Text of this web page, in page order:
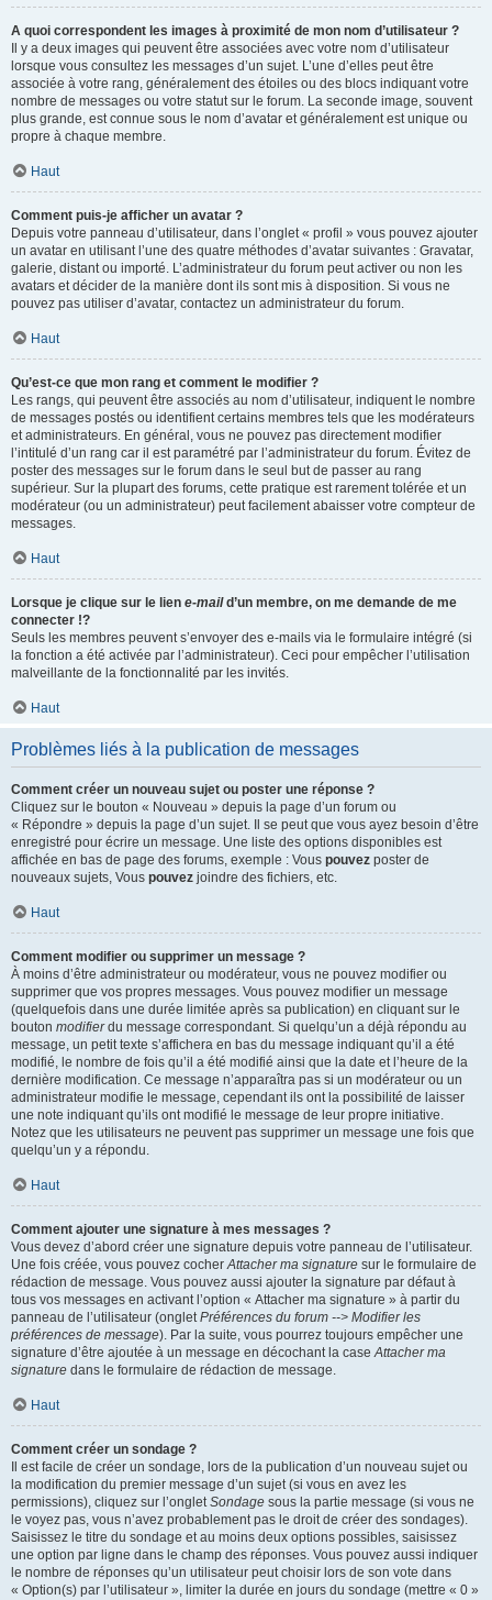
A quoi correspondent les images à proximité de mon nom d’utilisateur ?
Il y a deux images qui peuvent être associées avec votre nom d’utilisateur
lorsque vous consultez les messages d’un sujet. L’une d’elles peut être
associée à votre rang, généralement des étoiles ou des blocs indiquant votre
nombre de messages ou votre statut sur le forum. La seconde image, souvent
plus grande, est connue sous le nom d’avatar et généralement est unique ou
propre à chaque membre.
Haut
Comment puis-je afficher un avatar ?
Depuis votre panneau d’utilisateur, dans l’onglet « profil » vous pouvez ajouter
un avatar en utilisant l’une des quatre méthodes d’avatar suivantes : Gravatar,
galerie, distant ou importé. L’administrateur du forum peut activer ou non les
avatars et décider de la manière dont ils sont mis à disposition. Si vous ne
pouvez pas utiliser d’avatar, contactez un administrateur du forum.
Haut
Qu’est-ce que mon rang et comment le modifier ?
Les rangs, qui peuvent être associés au nom d’utilisateur, indiquent le nombre
de messages postés ou identifient certains membres tels que les modérateurs
et administrateurs. En général, vous ne pouvez pas directement modifier
l’intitulé d’un rang car il est paramétré par l’administrateur du forum. Évitez de
poster des messages sur le forum dans le seul but de passer au rang
supérieur. Sur la plupart des forums, cette pratique est rarement tolérée et un
modérateur (ou un administrateur) peut facilement abaisser votre compteur de
messages.
Haut
Lorsque je clique sur le lien e-maild’un membre, on me demande de me
connecter !?
Seuls les membres peuvent s’envoyer des e-mails via le formulaire intégré (si
la fonction a été activée par l’administrateur). Ceci pour empêcher l’utilisation
malveillante de la fonctionnalité par les invités.
Haut
Problèmes liés à la publication de messages
Comment créer un nouveau sujet ou poster une réponse ?
Cliquez sur le bouton « Nouveau » depuis la page d’un forum ou
« Répondre » depuis la page d’un sujet. Il se peut que vous ayez besoin d’être
enregistré pour écrire un message. Une liste des options disponibles est
affichée en bas de page des forums, exemple : Vous pouvez poster de
nouveaux sujets, Vous pouvez joindre des fichiers, etc.
Haut
Comment modifier ou supprimer un message ?
À moins d’être administrateur ou modérateur, vous ne pouvez modifier ou
supprimer que vos propres messages. Vous pouvez modifier un message
(quelquefois dans une durée limitée après sa publication) en cliquant sur le
bouton modifierdu message correspondant. Si quelqu’un a déjà répondu au
message, un petit texte s’affichera en bas du message indiquant qu’il a été
modifié, le nombre de fois qu’il a été modifié ainsi que la date et l’heure de la
dernière modification. Ce message n’apparaîtra pas si un modérateur ou un
administrateur modifie le message, cependant ils ont la possibilité de laisser
une note indiquant qu’ils ont modifié le message de leur propre initiative.
Notez que les utilisateurs ne peuvent pas supprimer un message une fois que
quelqu’un y a répondu.
Haut
Comment ajouter une signature à mes messages ?
Vous devez d’abord créer une signature depuis votre panneau de l’utilisateur.
Une fois créée, vous pouvez cocherAttacher ma signature sur le formulaire de
rédaction de message. Vous pouvez aussi ajouter la signature par défaut à
tous vos messages en activant l’option « Attacher ma signature » à partir du
panneau de l’utilisateur (ongletPréférences du forum --> Modifier les
préférences de message). Par la suite, vous pourrez toujours empêcher une
signature d’être ajoutée à un message en décochant la caseAttacher ma
signature dans le formulaire de rédaction de message.
Haut
Comment créer un sondage ?
Il est facile de créer un sondage, lors de la publication d’un nouveau sujet ou
la modification du premier message d’un sujet (si vous en avez les
permissions), cliquez sur l’ongletSondage sous la partie message (si vous ne
le voyez pas, vous n’avez probablement pas le droit de créer des sondages).
Saisissez le titre du sondage et au moins deux options possibles, saisissez
une option par ligne dans le champ des réponses. Vous pouvez aussi indiquer
le nombre de réponses qu’un utilisateur peut choisir lors de son vote dans
« Option(s) par l’utilisateur », limiter la durée en jours du sondage (mettre « 0 »